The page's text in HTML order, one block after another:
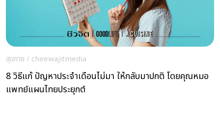
สุขกาย / cheewajitmedia
8 วิธีแก้ ปัญหาประจำเดือนไม่มา ให้กลับมาปกติ โดยคุณหมอ
แพทย์แผนไทยประยุกต์